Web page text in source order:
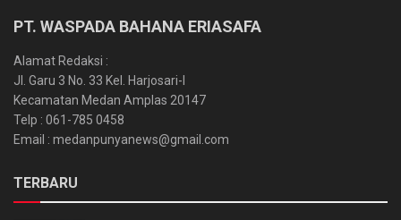
PT. WASPADA BAHANA ERIASAFA
Alamat Redaksi :
Jl. Garu 3 No. 33 Kel. Harjosari-I
Kecamatan Medan Amplas 20147
Telp : 061-785 0458
Email : medanpunyanews@gmail.com
TERBARU